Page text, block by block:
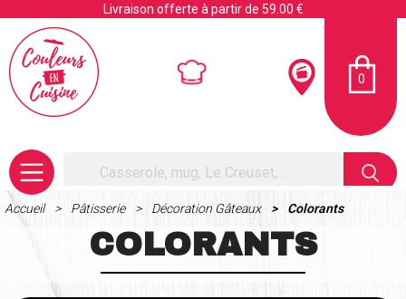
Livraison offerte à partir de 59.00 €
0
Accueil Pâtisserie Décoration Gâteaux Colorants
COLORANTS